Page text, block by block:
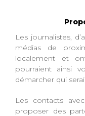
Les journalistes,
médias de
localement et
pourraient ainsi
démarcher qui
Les contacts
proposer des